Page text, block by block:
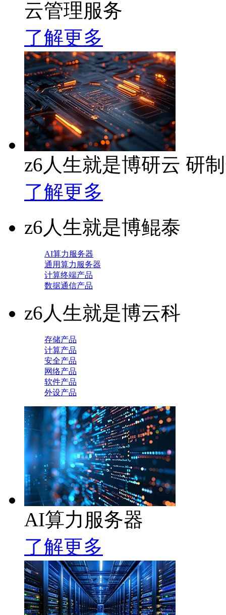
云管理服务
了解更多
z6人生就是博研云 研
了解更多
z6人生就是博鲲泰
AI算力服务器
通用算力服务器
计算终端产品
数据通信产品
z6人生就是博云科
存储产品
计算产品
安全产品
网络产品
软件产品
外设产品
AI算力服务器
了解更多